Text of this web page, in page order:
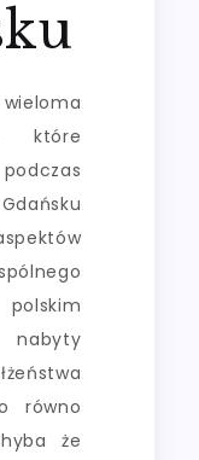
które
polskim
równo
że